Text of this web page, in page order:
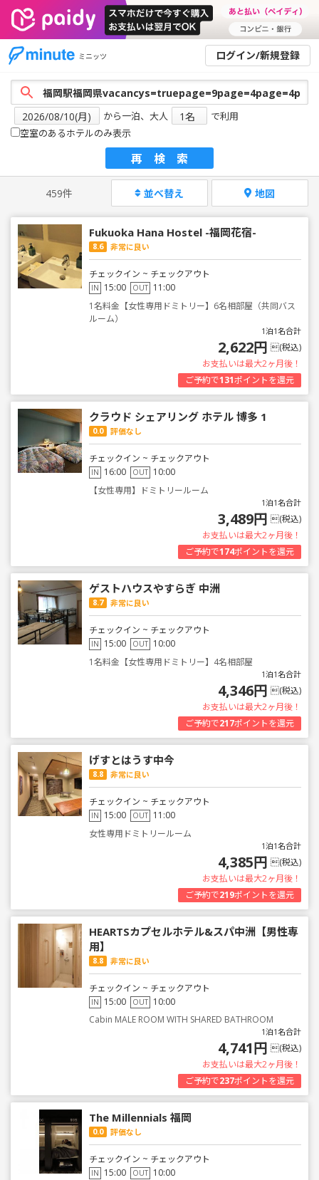
ミニッツ ログイン/新規登録
から一泊、大人
で利用
空室のあるホテルのみ表示
再検索
459件 並べ替え 地図
Fukuoka Hana Hostel -福岡花宿-
8.6 非常に良い
チェックイン ~ チェックアウト
IN 15:00 OUT 11:00
1名料金【女性専用ドミトリー】6名相部屋（共同バス
ルーム）
1泊1名合計
2,622円 (税込)
お支払いは最大2ヶ月後！
ご予約で131ポイントを還元
クラウド シェアリング ホテル 博多 1
0.0 評価なし
チェックイン ~ チェックアウト
IN 16:00 OUT 10:00
【女性専用】ドミトリールーム
1泊1名合計
3,489円 (税込)
お支払いは最大2ヶ月後！
ご予約で174ポイントを還元
ゲストハウスやすらぎ 中洲
8.7 非常に良い
チェックイン ~ チェックアウト
IN 15:00 OUT 10:00
1名料金【女性専用ドミトリー】4名相部屋
1泊1名合計
4,346円 (税込)
お支払いは最大2ヶ月後！
ご予約で217ポイントを還元
げすとはうす中今
8.8 非常に良い
チェックイン ~ チェックアウト
IN 15:00 OUT 11:00
女性専用ドミトリールーム
1泊1名合計
4,385円 (税込)
お支払いは最大2ヶ月後！
ご予約で219ポイントを還元
HEARTSカプセルホテル&スパ中洲【男性専
用】
8.8 非常に良い
チェックイン ~ チェックアウト
IN 15:00 OUT 10:00
Cabin MALE ROOM WITH SHARED BATHROOM
1泊1名合計
4,741円 (税込)
お支払いは最大2ヶ月後！
ご予約で237ポイントを還元
The Millennials 福岡
0.0 評価なし
チェックイン ~ チェックアウト
IN 15:00 OUT 10:00